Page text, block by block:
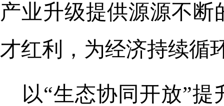
产业升级提供源源不
才红利，为经济持续循
以“生态协同开放”